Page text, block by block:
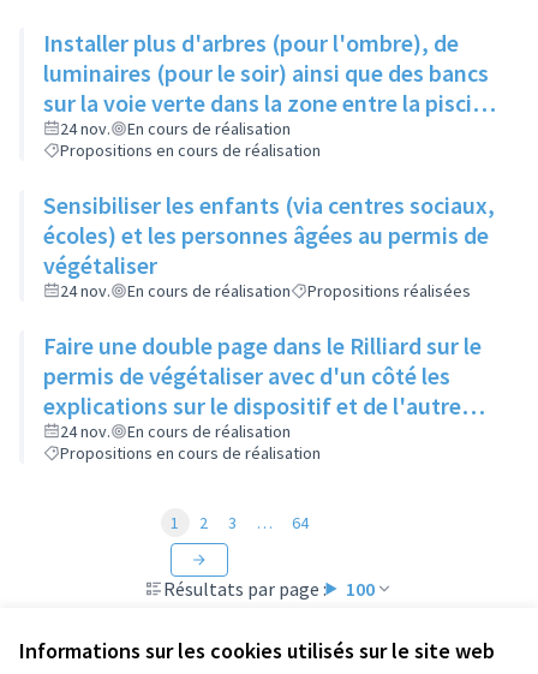
Informations sur les cookies utilisés sur le site web
Installer plus d'arbres (pour l'ombre), de
luminaires (pour le soir) ainsi que des bancs
sur la voie verte dans la zone entre la piscine
et la rue de l'Industrie
24 nov.
En cours de réalisation
Propositions en cours de réalisation
Sensibiliser les enfants (via centres sociaux,
écoles) et les personnes âgées au permis de
végétaliser
24 nov. En cours de réalisation Propositions réalisées
Faire une double page dans le Rilliard sur le
permis de végétaliser avec d'un côté les
explications sur le dispositif et de l'autre
côté des exemples concrets de lieux à
investir
24 nov.
En cours de réalisation
Propositions en cours de réalisation
Résultats par page : 100
1 2 3 … 64